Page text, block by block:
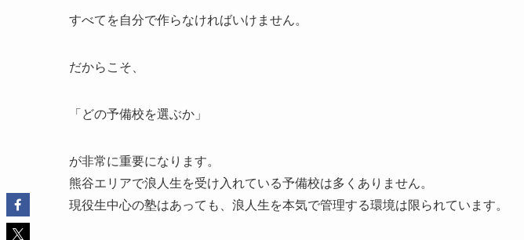
すべてを自分で作らなければいけません。
だからこそ、
「どの予備校を選ぶか」
が非常に重要になります。
熊谷エリアで浪人生を受け入れている予備校は多くありません。
現役生中心の塾はあっても、浪人生を本気で管理する環境は限られています。